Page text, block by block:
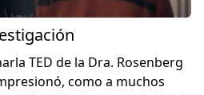
TED de la Dra. Rosenberg
como a muchos